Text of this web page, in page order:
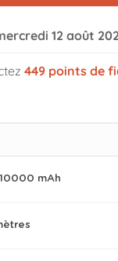
12 août
449points de
mAh